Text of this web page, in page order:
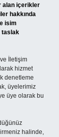
alan içerikler
hakkında
isim
taslak
İletişim
hizmet
denetleme
üyelerimiz
üye olarak bu
halinde,